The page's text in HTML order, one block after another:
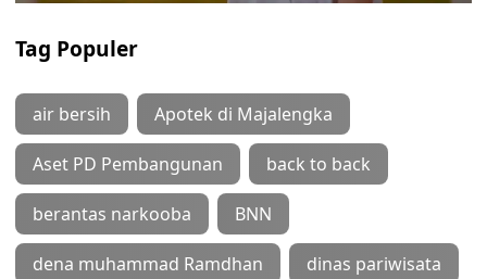
Tag Populer
air bersih Apotek di Majalengka
Aset PD Pembangunan back to back
berantas narkooba BNN
dena muhammad Ramdhan dinas pariwisata